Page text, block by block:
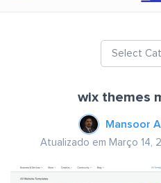
Select
wix themes
Mansoor
Atualizado em Março 14,